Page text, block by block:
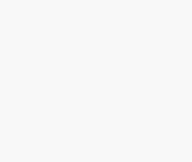
se tu dozví, jak do svých
pro celiaky.
kuchyně
na veletrhu rozbalí burzu
a hotelnictví.
z řad významných